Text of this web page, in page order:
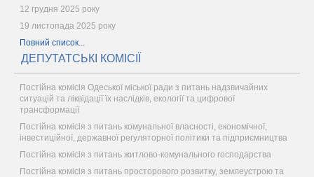
12 грудня 2025 року
19 листопада 2025 року
Повний список...
ДЕПУТАТСЬКІ КОМІСІЇ
Постійна комісія Одеської міської ради з питань надзвичайних
ситуацій та ліквідації їх наслідків, екології та цифрової
трансформації
Постійна комісія з питань комунальної власності, економічної,
інвестиційної, державної регуляторної політики та підприємництва
Постійна комісія з питань житлово-комунального господарства
Постійна комісія з питань просторового розвитку, землеустрою та